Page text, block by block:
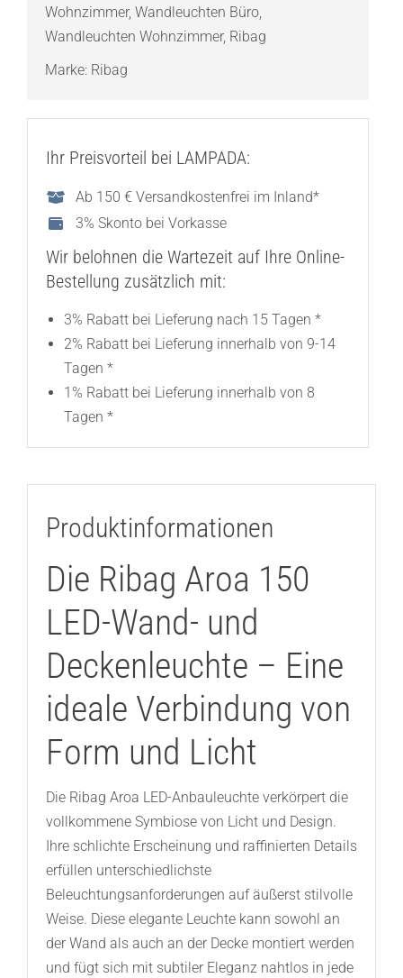
Wohnzimmer, Wandleuchten Büro,
Wandleuchten Wohnzimmer, Ribag
Marke: Ribag
Ihr Preisvorteil bei LAMPADA:
Ab 150 € Versandkostenfrei im Inland*
3% Skonto bei Vorkasse
Wir belohnen die Wartezeit auf Ihre Online-
Bestellung zusätzlich mit:
3% Rabatt bei Lieferung nach 15 Tagen *
2% Rabatt bei Lieferung innerhalb von 9-14
Tagen *
1% Rabatt bei Lieferung innerhalb von 8
Tagen *
Produktinformationen
Die Ribag Aroa 150
LED-Wand- und
Deckenleuchte – Eine
ideale Verbindung von
Form und Licht
Die Ribag Aroa LED-Anbauleuchte verkörpert die
vollkommene Symbiose von Licht und Design.
Ihre schlichte Erscheinung und raffinierten Details
erfüllen unterschiedlichste
Beleuchtungsanforderungen auf äußerst stilvolle
Weise. Diese elegante Leuchte kann sowohl an
der Wand als auch an der Decke montiert werden
und fügt sich mit subtiler Eleganz nahtlos in jede